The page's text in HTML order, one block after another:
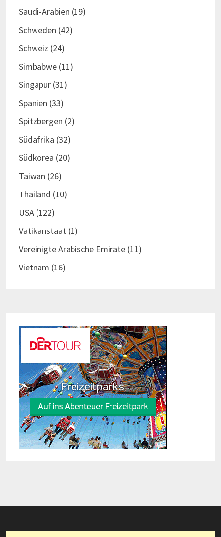
Saudi-Arabien (19)
Schweden (42)
Schweiz (24)
Simbabwe(11)
Singapur(31)
Spanien (33)
Spitzbergen (2)
Südafrika (32)
Südkorea (20)
Taiwan (26)
Thailand (10)
USA(122)
Vatikanstaat(1)
Vereinigte Arabische Emirate(11)
Vietnam (16)